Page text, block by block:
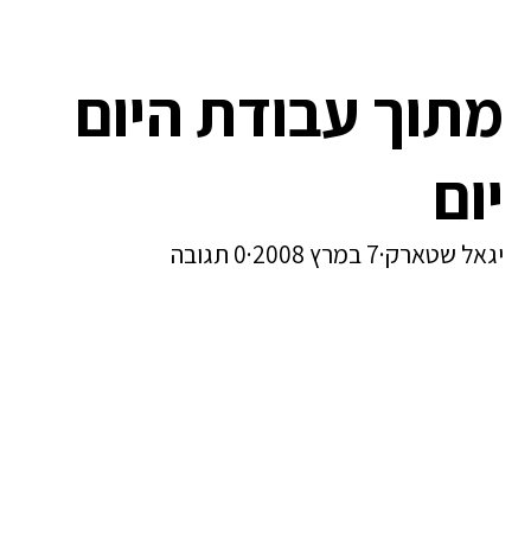
מתוך עבודת היום
יום
יגאל שטארק·7 במרץ 2008 ·0 תגובה